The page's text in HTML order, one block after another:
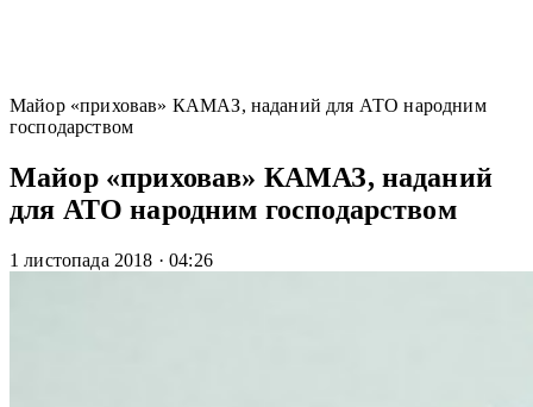
Майор «приховав» КАМАЗ, наданий для АТО народним
господарством
Майор «приховав» КАМАЗ, наданий
для АТО народним господарством
1 листопада 2018 · 04:26